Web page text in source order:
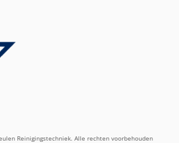
Reinigingstechniek. Alle rechten voorbehouden